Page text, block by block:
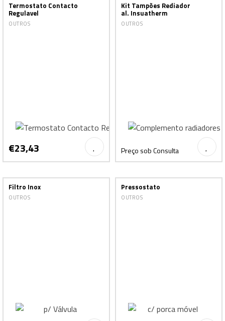
Termostato Contacto
Regulavel
OUTROS
€23,43
Kit Tampões Rediador
al. Insuatherm
OUTROS
Preço sob Consulta
Filtro Inox
OUTROS
Pressostato
OUTROS